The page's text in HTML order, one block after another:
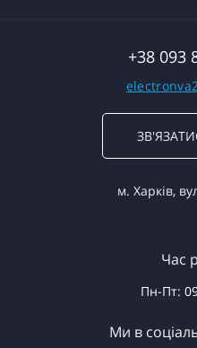
+38 093
м. Харків,
Час
Пн-Пт:
Ми в